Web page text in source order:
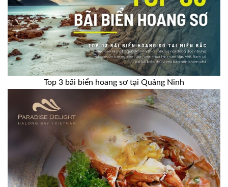
Top 3 bãi biển hoang sơ tại Quảng Ninh